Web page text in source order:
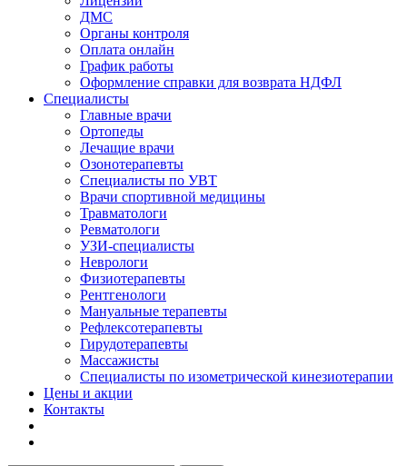
ДМС
Органы контроля
Оплата онлайн
График работы
Оформление справки для возврата НДФЛ
Специалисты
Главные врачи
Ортопеды
Лечащие врачи
Озонотерапевты
Специалисты по УВТ
Врачи спортивной медицины
Травматологи
Ревматологи
УЗИ-специалисты
Неврологи
Физиотерапевты
Рентгенологи
Мануальные терапевты
Рефлексотерапевты
Гирудотерапевты
Массажисты
Специалисты по изометрической кинезиотерапии
Цены и акции
Контакты